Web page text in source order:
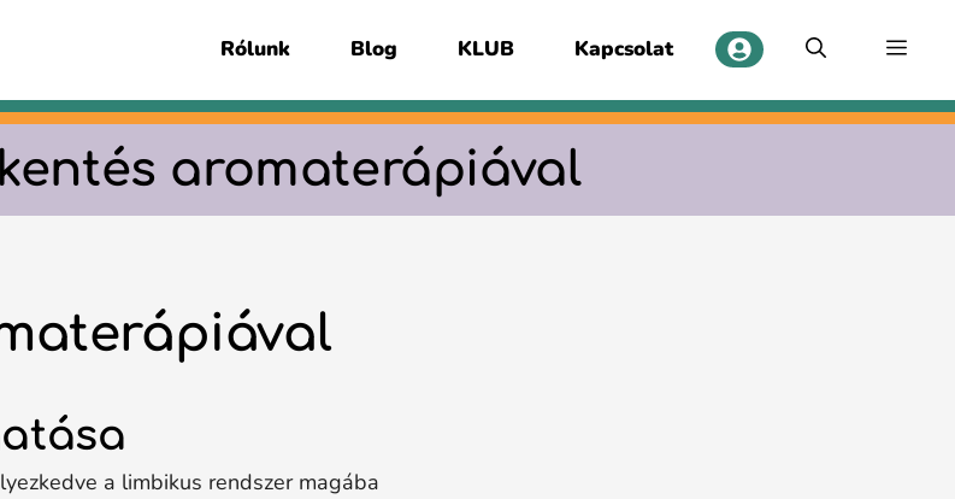
Rólunk Blog KLUB Kapcsolat
aromaterápiával
a limbikus rendszer magába